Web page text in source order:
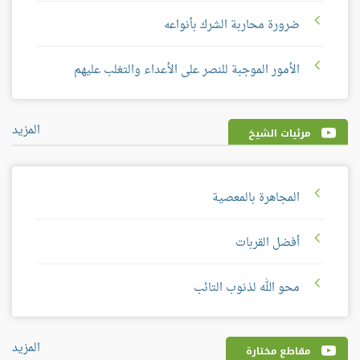
ضرورة محاربة الشرك بأنواعه
الأمور الموجبة للنصر على الأعداء والتغلب عليهم
مرئيات الشيخ المزيد
المجاهرة بالمعصية
أفضل القربات
محو الله لذنوب التائب
مقاطع مختارة المزيد